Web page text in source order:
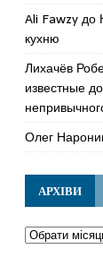
Ali Fawzyдо
кухню
Лихачёв
известные
Олег
АРХІВИ